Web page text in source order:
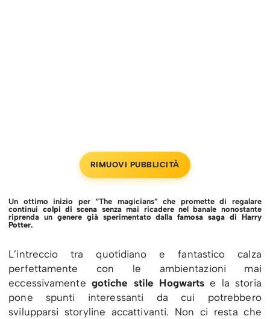
RIMUOVI PUBBLICITÀ
Un ottimo inizio per “The magicians” che promette di regalare
continui colpi di scena senza mai ricadere nel banale nonostante
riprenda un genere già sperimentato dallafamosa saga di Harry
Potter.
L’intreccio tra quotidiano e fantastico calza
perfettamente con le ambientazioni mai
eccessivamente gotiche stile Hogwarts e la storia
pone spunti interessanti da cui potrebbero
svilupparsi storyline accattivanti. Non ci resta che